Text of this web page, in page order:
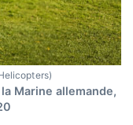
Marine allemande,